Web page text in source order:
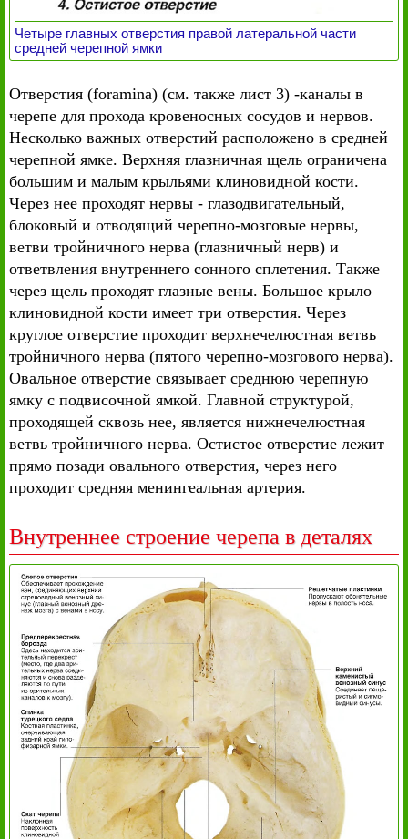
Четыре главных отверстия правой латеральной части
средней черепной ямки
Отверстия (foramina) (см. также лист 3) -каналы в
черепе для прохода кровеносных сосудов и нервов.
Несколько важных отверстий расположено в средней
черепной ямке. Верхняя глазничная щель ограничена
большим и малым крыльями клиновидной кости.
Через нее проходят нервы - глазодвигательный,
блоковый и отводящий черепно-мозговые нервы,
ветви тройничного нерва (глазничный нерв) и
ответвления внутреннего сонного сплетения. Также
через щель проходят глазные вены. Большое крыло
клиновидной кости имеет три отверстия. Через
круглое отверстие проходит верхнечелюстная ветвь
тройничного нерва (пятого черепно-мозгового нерва).
Овальное отверстие связывает среднюю черепную
ямку с подвисочной ямкой. Главной структурой,
проходящей сквозь нее, является нижнечелюстная
ветвь тройничного нерва. Остистое отверстие лежит
прямо позади овального отверстия, через него
проходит средняя менингеальная артерия.
Внутреннее строение черепа в деталях